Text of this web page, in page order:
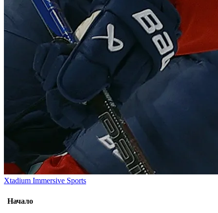
Xtadium Immersive Sports
Начало